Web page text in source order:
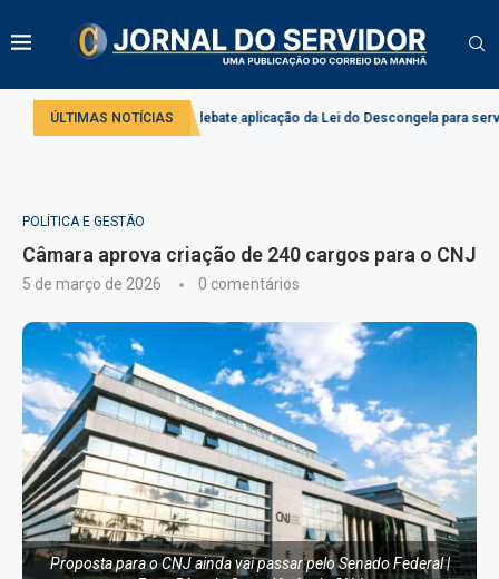
ÚLTIMAS NOTÍCIAS
Comissão debate aplicação da Lei do Descongela para servidores públicos
POLÍTICA E GESTÃO
Câmara aprova criação de 240 cargos para o CNJ
5 de março de 2026 0 comentários
Proposta para o CNJ ainda vai passar pelo Senado Federal |